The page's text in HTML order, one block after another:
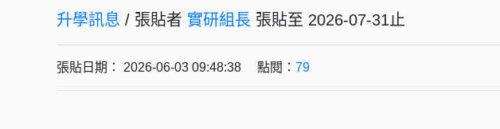
升學訊息 / 張貼者 實研組長 張貼至 2026-07-31止
張貼日期： 2026-06-03 09:48:38 點閱： 79